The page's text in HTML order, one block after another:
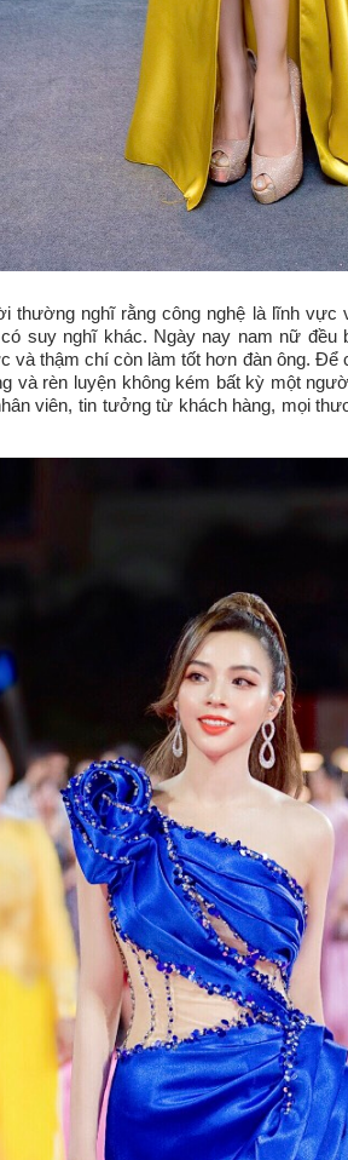
thường nghĩ rằng công nghệ là lĩnh
suy nghĩ khác. Ngày nay nam nữ
và thậm chí còn làm tốt hơn đàn ông.
và rèn luyện không kém bất kỳ một
viên, tin tưởng từ khách hàng, mọi